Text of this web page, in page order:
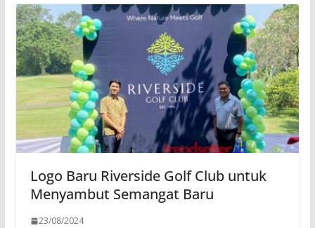
Logo Baru Riverside Golf Club untuk
Menyambut Semangat Baru
23/08/2024